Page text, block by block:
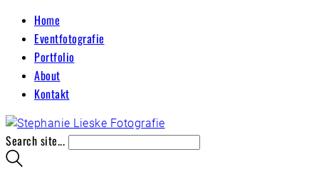
Home
Eventfotografie
Portfolio
About
Kontakt
Search site...